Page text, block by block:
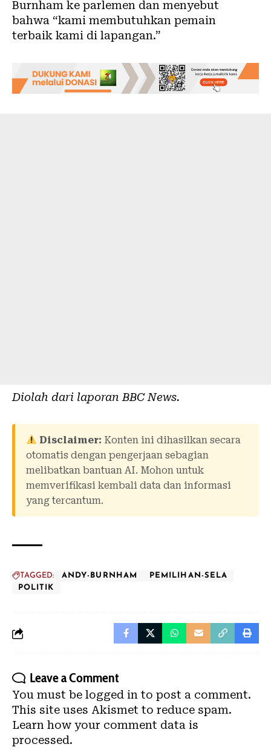
Burnham ke parlemen dan menyebut
bahwa “kami membutuhkan pemain
terbaik kami di lapangan.”
Diolah dari laporan BBC News.
Disclaimer: Konten ini dihasilkan secara
otomatis dengan pengerjaan sebagian
melibatkan bantuan AI. Mohon untuk
memverifikasi kembali data dan informasi
yang tercantum.
TAGGED: ANDY-BURNHAM
PEMILIHAN-SELA
POLITIK
Leave a Comment
You must be logged in to post a comment.
This site uses Akismet to reduce spam.
Learn how your comment data is
processed.